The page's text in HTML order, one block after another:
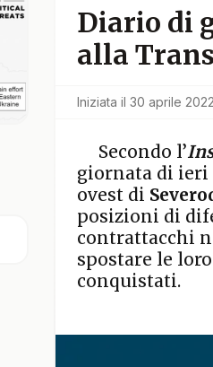
Diario di
alla
Iniziata il 30 aprile 2022
Secondo l’
giornata di ieri
ovest di
posizioni di
contrattacchi
spostare le
conquistati.